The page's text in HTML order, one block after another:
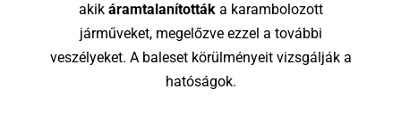
akik áramtalanítottáka karambolozott
járműveket, megelőzve ezzel a további
veszélyeket. A baleset körülményeit vizsgálják a
hatóságok.